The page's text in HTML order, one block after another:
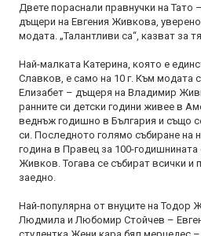
Двете пораснали правнучки на
дъщери на Евгения Живкова,
модата. „Талантливи са“, казват за
Най-малката Катерина, която е
Славков, е само на 10 г. Към модата
Елизабет – дъщеря на Владимир
ранните си детски години живее в
веднъж годишно в България и също
си. Последното голямо събиране на
година в Правец за 100-
Живков. Тогава се събират всички и
заедно.
Най-популярна от внуците на Тодор
Людмила и Любомир Стойчев –